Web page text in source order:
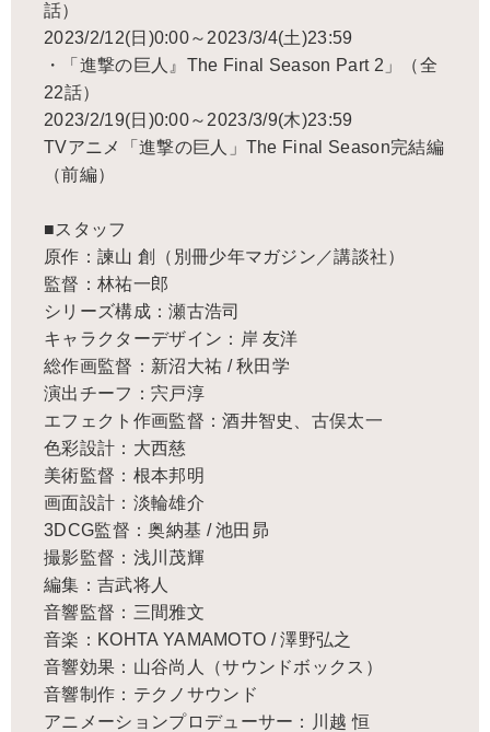
話）
2023/2/12(日)0:00～2023/3/4(土)23:59
・「進撃の巨人』The Final Season Part 2」（全
22話）
2023/2/19(日)0:00～2023/3/9(木)23:59
TVアニメ「進撃の巨人」The Final Season完結編
（前編）
■スタッフ
原作：諫山 創（別冊少年マガジン／講談社）
監督：林祐一郎
シリーズ構成：瀬古浩司
キャラクターデザイン：岸 友洋
総作画監督：新沼大祐 / 秋田学
演出チーフ：宍戸淳
エフェクト作画監督：酒井智史、古俣太一
色彩設計：大西慈
美術監督：根本邦明
画面設計：淡輪雄介
3DCG監督：奥納基 / 池田昴
撮影監督：浅川茂輝
編集：吉武将人
音響監督：三間雅文
音楽：KOHTA YAMAMOTO / 澤野弘之
音響効果：山谷尚人（サウンドボックス）
音響制作：テクノサウンド
アニメーションプロデューサー：川越 恒